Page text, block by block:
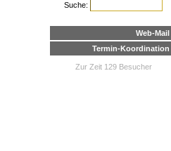
Suche:
Web-Mail
Termin-Koordination
Zur Zeit 129 Besucher